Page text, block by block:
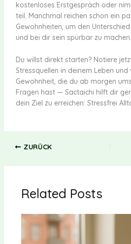
kostenloses Erstgespräch oder
teil. Manchmal reichen schon ein
Gewohnheiten, um den
und bei dir sein spürbar zu machen.
Du willst direkt starten? Notiere
Stressquellen in deinem Leben und
Gewohnheit, die du ab morgen
Fragen hast — Sactaichi hilft dir
dein Ziel zu erreichen: Stressfrei
ZURÜCK
Related Posts